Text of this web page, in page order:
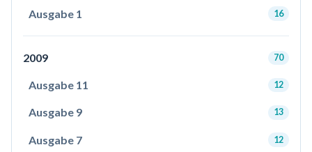
Ausgabe 1 16
2009 70
Ausgabe 11 12
Ausgabe 9 13
Ausgabe 7 12